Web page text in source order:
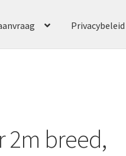
Privacybeleid
2m breed,